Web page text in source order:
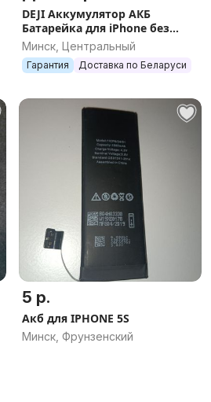
DEJI Аккумулятор АКБ
Батарейка для iPhone без
ошибки
Минск, Центральный
Гарантия Доставка по Беларуси
5 р.
Акб для IPHONE 5S
Минск, Фрунзенский